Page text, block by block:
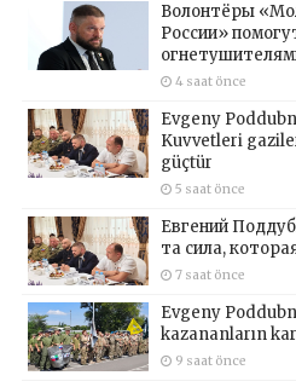
Волонтёры
России»
4 saat önce
Evgeny
Kuvvetleri
güçtür
5 saat önce
Евгений
та сила,
7 saat önce
Evgeny
kazananların
9 saat önce